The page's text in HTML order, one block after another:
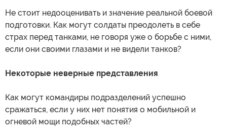
Не стоит недооценивать и значение реальной боевой
подготовки. Как могут солдаты преодолеть в себе
страх перед танками, не говоря уже о борьбе с ними,
если они своими глазами и не видели танков?
Некоторые неверные представления
Как могут командиры подразделений успешно
сражаться, если у них нет понятия о мобильной и
огневой мощи подобных частей?